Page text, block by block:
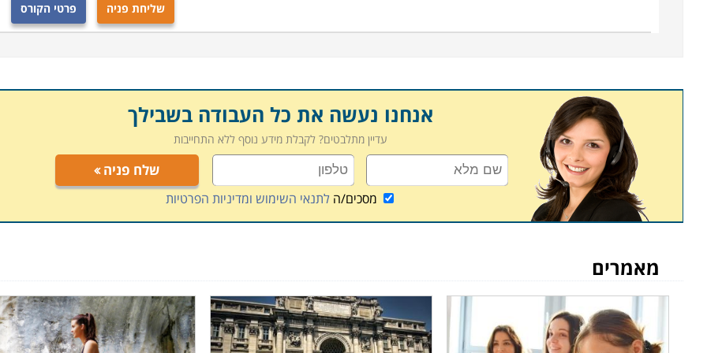
הכדאיות בלימודים שם, בדגש על האמנות והעיצוב, ותחומים כמו ארכיטקטורה, אופרה, היסטוריה, ציור או בישול, אשר
נלמדים בשפת המקור שלהם. עוד מרכיב שהופך את הלימודים לנוחים הוא היותה נגישה מאוד מישראל; סטודנטים
מחירה של טיסה ממוצעת מישראל לאיטליה עולה כיום כחצי מעלות טיסה לספרד, צרפת או בריטניה.
איטליה לתיירים
אותה נגישות מישראל הופכת את איטליה ליעד תיירותי מרכזי, המציע חופשה נפלאה, מכלול של יופי, תרבות וקולינריה
משובחת. המדינה שופעת כפרים ציוריים וקסומים לצד ערים גדולות המשמרות את פאר האימפריה הרומית בה התפתחו
וצמחו. ניתן בהן לחוות את המטבח המקומי המהולל אשר הצמיח את הפסטה, הגלידה, הלזניה והפיצה, להתענג על
אם כן, מובן מדוע לימוד איטלקית זוכה לביקוש רב בבתי הספר לשפות בישראל ובעולם כולו. השפה פשוטה עבור דוברי
ספרדית או כל מי שמוכרת לו שפה לטינית אחרת. תכניות הקורסים משתנות בהתאם לסוג הקורס ורמת הלימוד. בתי
הספר מציעים מסלול למתחילים, מסלול למתקדמים ומסלולי לשון מדוברת. קורס המתחילים מקנה למשתתפים כישורי
שפה בסיסיים בעוד שקורס המתקדמים ממשיך ומעמיק את הבקיאות בה.
שליחת פניה פרטי הקורס
אנחנו נעשה את כל העבודה בשבילך
עדיין מתלבטים? לקבלת מידע נוסף ללא התחייבות
שלח פניה
מסכים/הלתנאי השימוש ומדיניות הפרטיות
מאמרים